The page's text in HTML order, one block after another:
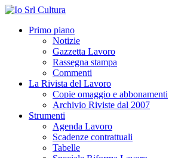
Primo piano
Notizie
Gazzetta Lavoro
Rassegna stampa
Commenti
La Rivista del Lavoro
Copie omaggio e abbonamenti
Archivio Riviste dal 2007
Strumenti
Agenda Lavoro
Scadenze contrattuali
Tabelle